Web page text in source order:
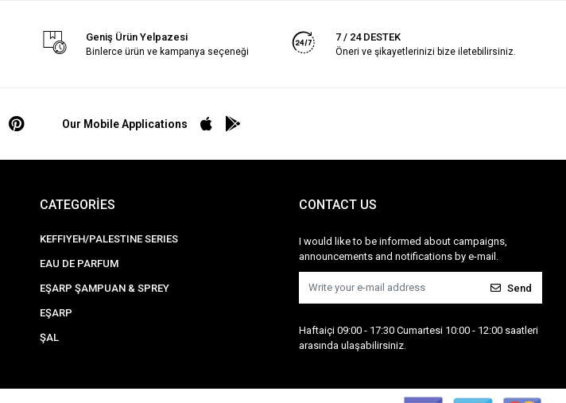
Geniş Ürün Yelpazesi
Binlerce ürün ve kampanya seçeneği
7 / 24 DESTEK
Öneri ve şikayetlerinizi bize iletebilirsiniz.
Our Mobile Applications
CATEGORİES
KEFFIYEH/PALESTINE SERIES
EAU DE PARFUM
EŞARP ŞAMPUAN & SPREY
EŞARP
ŞAL
CONTACT US
I would like to be informed about campaigns,
announcements and notifications by e-mail.
Send
Haftaiçi 09:00 - 17:30 Cumartesi 10:00 - 12:00 saatleri
arasında ulaşabilirsiniz.